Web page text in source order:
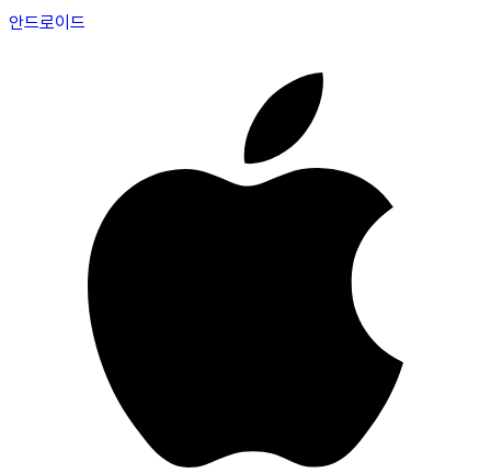
안드로이드